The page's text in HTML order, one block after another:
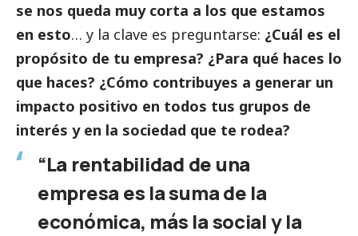
se nos queda muy corta a los que estamos
en esto… y la clave es preguntarse: ¿Cuál es el
propósito de tu empresa? ¿Para qué haces lo
que haces? ¿Cómo contribuyes a generar un
impacto positivo en todos tus grupos de
interés y en la sociedad que te rodea?
“La rentabilidad de una
empresa es la suma de la
económica, más lasocialy la